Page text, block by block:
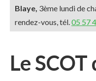
Blaye, 3ème lundi de
rendez-vous, tél. 05 57
Le